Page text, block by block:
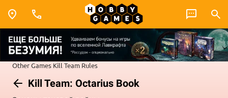
Other Games Kill Team Rules
Kill Team: Octarius Book